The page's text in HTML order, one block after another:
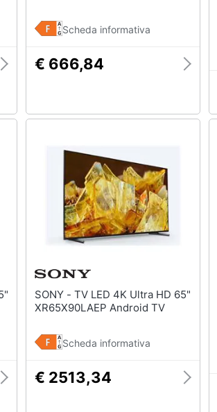
Scheda informativa
€ 666,84
SONY - TV LED 4K Ultra HD 65"
XR65X90LAEP Android TV
Scheda informativa
€ 2513,34